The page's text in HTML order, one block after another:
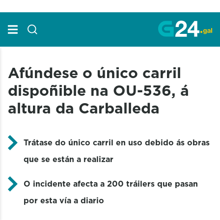
Afúndese o único carril
dispoñible na OU-536, á
altura da Carballeda
Trátase do único carril en uso debido ás obras
que se están a realizar
O incidente afecta a 200 tráilers que pasan
por esta vía a diario